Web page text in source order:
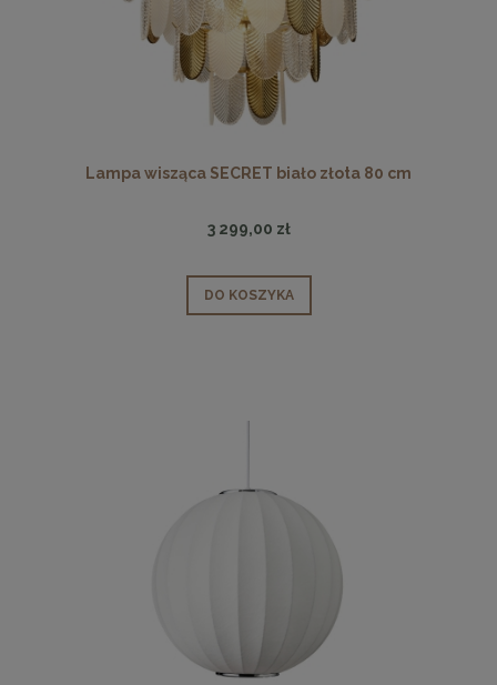
Lampa wisząca SECRET biało złota 80 cm
3 299,00 zł
DO KOSZYKA